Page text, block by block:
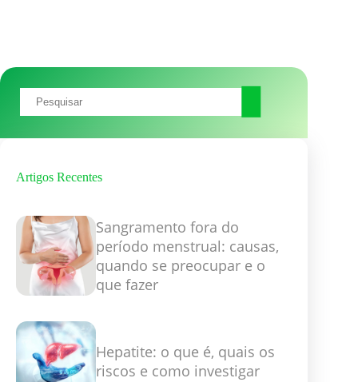
Artigos Recentes
Sangramento fora do
período menstrual: causas,
quando se preocupar e o
que fazer
Hepatite: o que é, quais os
riscos e como investigar